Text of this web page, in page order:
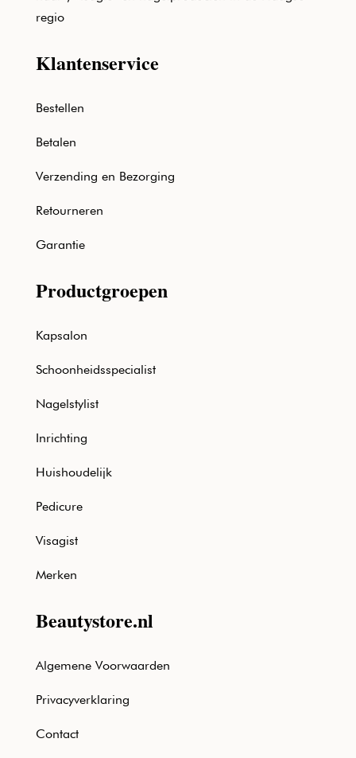
regio
Klantenservice
Bestellen
Betalen
Verzending en Bezorging
Retourneren
Garantie
Productgroepen
Kapsalon
Schoonheidsspecialist
Nagelstylist
Inrichting
Huishoudelijk
Pedicure
Visagist
Merken
Beautystore.nl
Algemene Voorwaarden
Privacyverklaring
Contact